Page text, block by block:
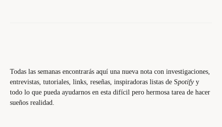
Todas las semanas encontrarás aquí una nueva nota con investigaciones,
entrevistas, tutoriales, links, reseñas, inspiradoras listas de Spotify y
todo lo que pueda ayudarnos en esta difícil pero hermosa tarea de hacer
sueños realidad.